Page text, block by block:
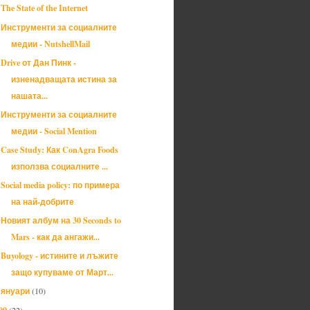
The State of the Internet
Инструменти за социалните
медии - NutshellMail
Drive от Дан Пинк -
изненадващата истина за
нашата...
Инструменти за социалните
медии - Social Mention
Case Study: Как ConAgra Foods
използва социалните ...
Social media policy: по примера
на най-добрите
Новият албум на 30 Seconds to
Mars - как да ангажи...
Buyology - истините и лъжите
защо купуваме от Март...
януари(10)